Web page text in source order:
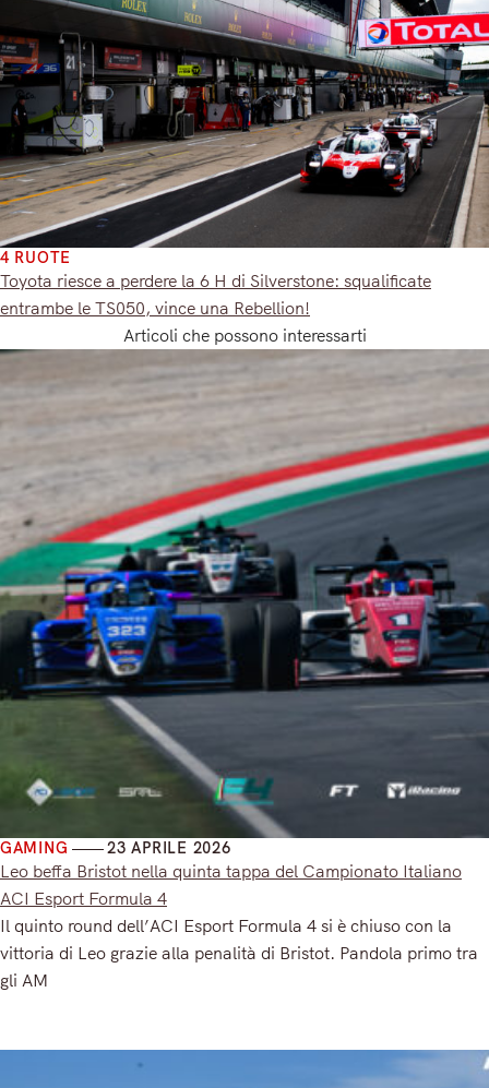
4 RUOTE
Toyota riesce a perdere la 6 H di Silverstone: squalificate
entrambe le TS050, vince una Rebellion!
Articoli che possono interessarti
GAMING 23 APRILE 2026
Leo beffa Bristot nella quinta tappa del Campionato Italiano
ACI Esport Formula 4
Il quinto round dell’ACI Esport Formula 4 si è chiuso con la
vittoria di Leo grazie alla penalità di Bristot. Pandola primo tra
gli AM